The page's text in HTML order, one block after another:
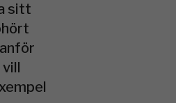
sitt